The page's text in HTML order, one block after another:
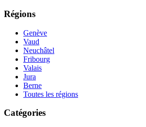
Régions
Genève
Vaud
Neuchâtel
Fribourg
Valais
Jura
Berne
Toutes les régions
Catégories